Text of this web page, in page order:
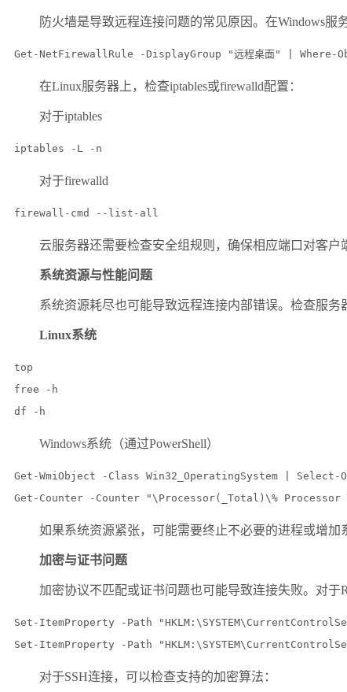
防火墙是导致远程连接问题的常见原因。在Windows服
Get-NetFirewallRule -DisplayGroup "远程桌面" |
在Linux服务器上，检查iptables或firewalld配置：
对于iptables
iptables -L -n
对于firewalld
firewall-cmd --list-all
云服务器还需要检查安全组规则，确保相应端口对客户
系统资源与性能问题
系统资源耗尽也可能导致远程连接内部错误。检查服务
Linux系统
top
free -h
df -h
Windows系统（通过PowerShell）
Get-WmiObject -Class Win32_OperatingSystem | Select-
Get-Counter -Counter "\Processor(_Total)\% Processor
如果系统资源紧张，可能需要终止不必要的进程或增加
加密与证书问题
加密协议不匹配或证书问题也可能导致连接失败。对于
Set-ItemProperty -Path
Set-ItemProperty -Path
对于SSH连接，可以检查支持的加密算法：